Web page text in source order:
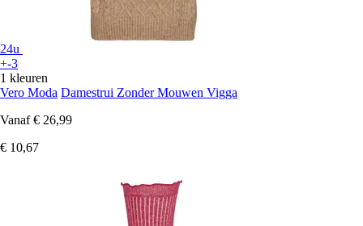
24u
+-3
1 kleuren
Vero Moda Damestrui Zonder Mouwen Vigga
Vanaf € 26,99
€ 10,67